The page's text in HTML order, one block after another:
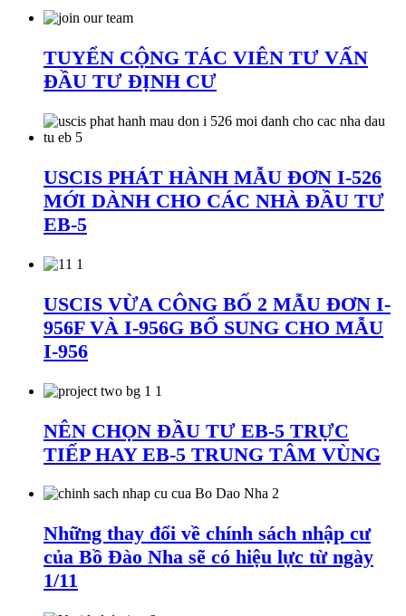
TUYỂN CỘNG TÁC VIÊN TƯ VẤN
ĐẦU TƯ ĐỊNH CƯ
USCIS PHÁT HÀNH MẪU ĐƠN I-526
MỚI DÀNH CHO CÁC NHÀ ĐẦU TƯ
EB-5
USCIS VỪA CÔNG BỐ 2 MẪU ĐƠN I-
956F VÀ I-956G BỔ SUNG CHO MẪU
I-956
NÊN CHỌN ĐẦU TƯ EB-5 TRỰC
TIẾP HAY EB-5 TRUNG TÂM VÙNG
Những thay đổi về chính sách nhập cư
của Bồ Đào Nha sẽ có hiệu lực từ ngày
1/11